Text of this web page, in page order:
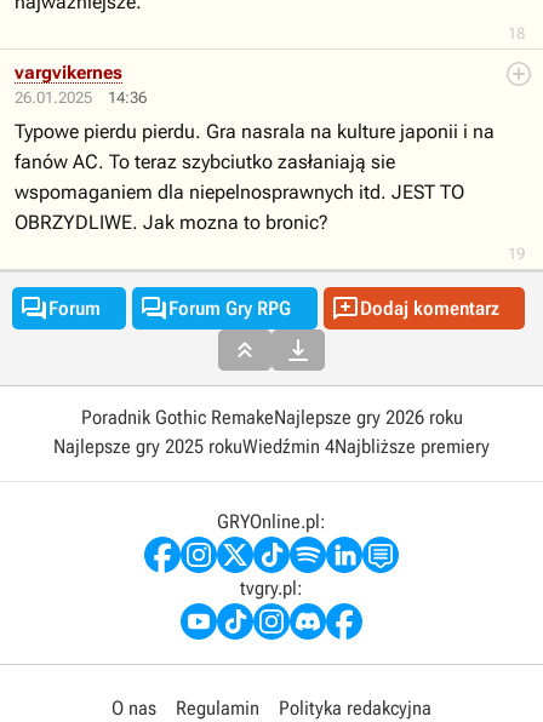
18
26.01.2025 14:36
19
vargvikernes
Typowe pierdu pierdu. Gra nasrala na kulture japonii i na
fanów AC. To teraz szybciutko zasłaniają sie
wspomaganiem dla niepelnosprawnych itd. JEST TO
OBRZYDLIWE. Jak mozna to bronic?
Forum Forum Gry RPG Dodaj komentarz
 
Poradnik Gothic RemakeNajlepsze gry 2026 roku
Najlepsze gry 2025 rokuWiedźmin 4Najbliższe premiery
GRYOnline.pl:
tvgry.pl:
O nas Regulamin Polityka redakcyjna